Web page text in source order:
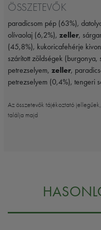
ÖSSZETEVŐK
paradicsom pép (63%),
olívaolaj (6,2%), zeller,
(45,8%), kukoricafehérje
szárított zöldségek
petrezselyem, zeller,
petrezselyem (0,4%), tengeri
Az összetevők tájékoztató
találja majd